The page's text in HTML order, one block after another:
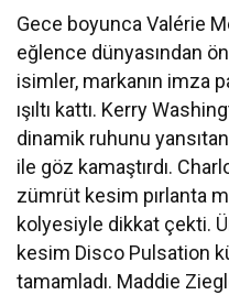
Gece boyunca Valérie
eğlence dünyasından
isimler, markanın imza
ışıltı kattı. Kerry
dinamik ruhunu
ile göz kamaştırdı.
zümrüt kesim pırlanta
kolyesiyle dikkat çekti.
kesim Disco Pulsation
tamamladı. Maddie